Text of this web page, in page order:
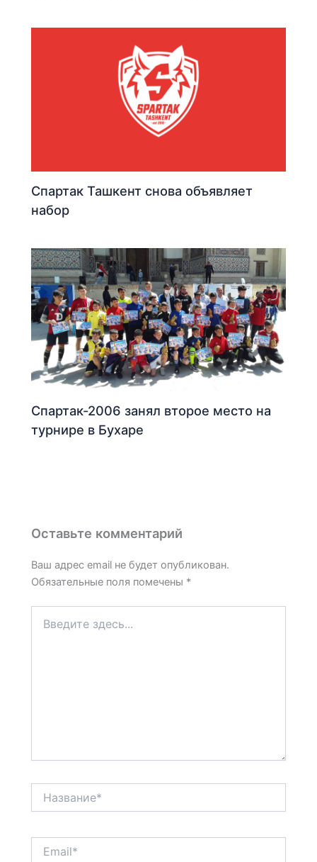
Спартак Ташкент снова объявляет
набор
Спартак-2006 занял второе место на
турнире в Бухаре
Оставьте комментарий
Ваш адрес email не будет опубликован.
Обязательные поля помечены *
здесь...